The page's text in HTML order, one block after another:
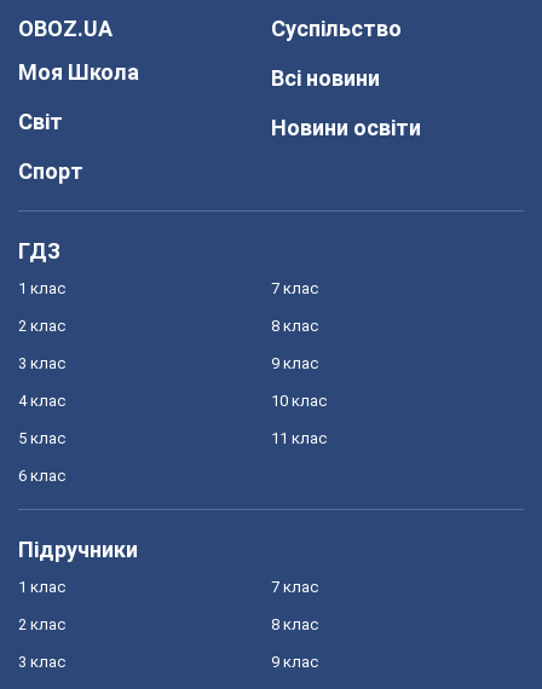
OBOZ.UA
Моя Школа
Світ
Спорт
Суспільство
Всі новини
Новини освіти
ГДЗ
1 клас
2 клас
3 клас
4 клас
5 клас
6 клас
7 клас
8 клас
9 клас
10 клас
11 клас
Підручники
1 клас
2 клас
3 клас
7 клас
8 клас
9 клас